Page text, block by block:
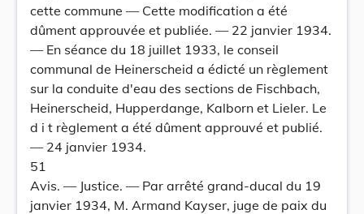
cette commune — Cette modification a été
dûment approuvée et publiée. — 22 janvier 1934.
— En séance du 18 juillet 1933, le conseil
communal de Heinerscheid a édicté un règlement
sur la conduite d'eau des sections de Fischbach,
Heinerscheid, Hupperdange, Kalborn et Lieler. Le
d i t règlement a été dûment approuvé et publié.
— 24 janvier 1934.
51
Avis. — Justice. — Par arrêté grand-ducal du 19
janvier 1934, M. Armand Kayser, juge de paix du